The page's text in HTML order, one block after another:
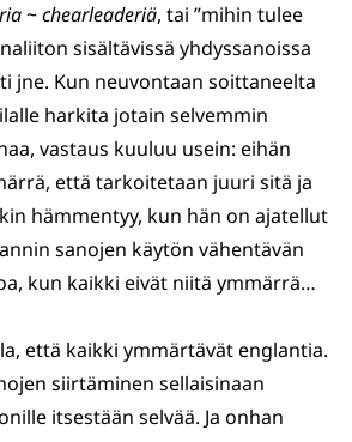
~chearleaderiä, tai ”mihin tulee
sisältävissä yhdyssanoissa
jne. Kun neuvontaan soittaneelta
harkita jotain selvemmin
vastaus kuuluu usein: eihän
että tarkoitetaan juuri sitä ja
hämmentyy, kun hän on ajatellut
sanojen käytön vähentävän
kun kaikki eivät niitä ymmärrä…
että kaikki ymmärtävät englantia.
siirtäminen sellaisinaan
itsestään selvää. Ja onhan